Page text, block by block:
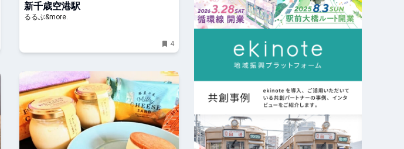
新千歳空港駅
るるぶ&more.
4